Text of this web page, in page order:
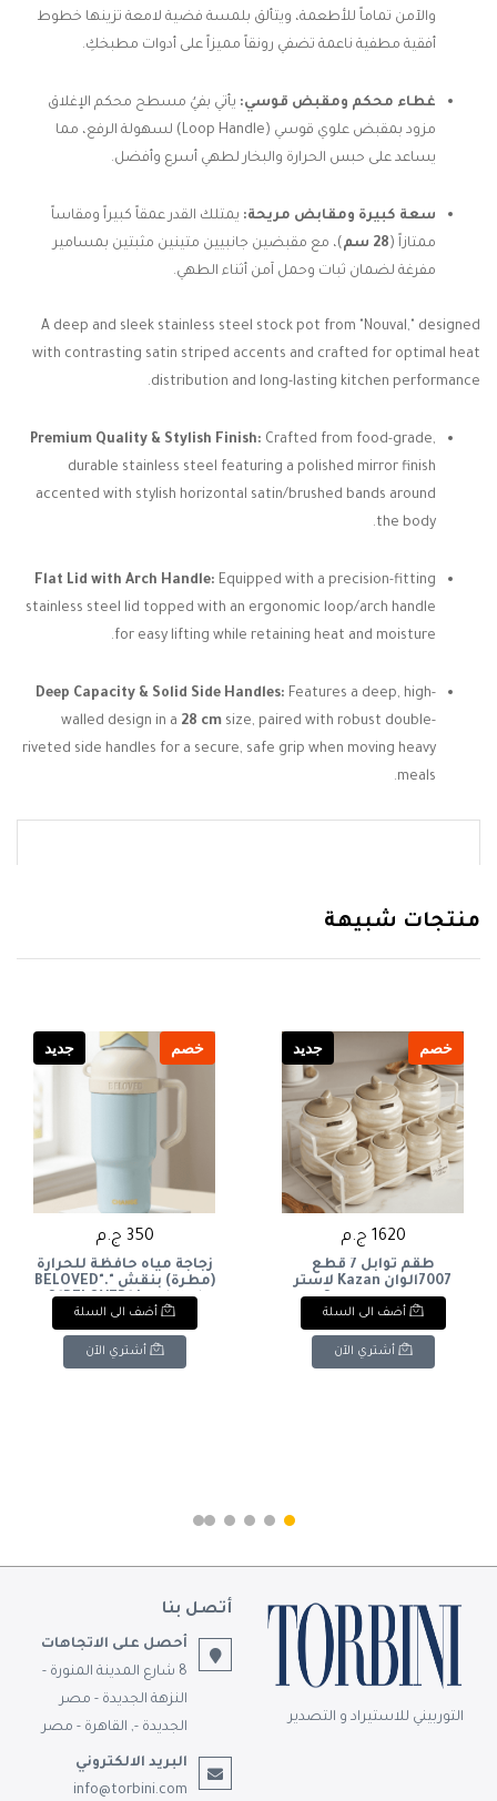
والآمن تماماً للأطعمة، ويتألق بلمسة فضية لامعة تزينها خطوط
أفقية مطفية ناعمة تضفي رونقاً مميزاً على أدوات مطبخكِ.
غطاء محكم ومقبض قوسي: يأتي بفيُ مسطح محكم الإغلاق
مزود بمقبض علوي قوسي (Loop Handle) لسهولة الرفع، مما
يساعد على حبس الحرارة والبخار لطهي أسرع وأفضل.
سعة كبيرة ومقابض مريحة: يمتلك القدر عمقاً كبيراً ومقاساً
ممتازاً (28 سم
)، مع مقبضين جانبيين متينين مثبتين بمسامير
مفرغة لضمان ثبات وحمل آمن أثناء الطهي.
A deep and sleek stainless steel stock pot from "Nouval," designed
with contrasting satin striped accents and crafted for optimal heat
distribution and long-lasting kitchen performance.
Premium Quality & Stylish Finish: Crafted from food-grade,
durable stainless steel featuring a polished mirror finish
accented with stylish horizontal satin/brushed bands around
the body.
Flat Lid with Arch Handle: Equipped with a precision-fitting
stainless steel lid topped with an ergonomic loop/arch handle
for easy lifting while retaining heat and moisture.
Deep Capacity & Solid Side Handles: Features a deep, high-
walled design in a 28 cm size, paired with robust double-
riveted side handles for a secure, safe grip when moving heavy
meals.
منتجات شبيهة
خصم جديد
1620 ج.م
طقم توابل 7 قطع
7007الوان Kazan لاستر
مذهب من توربينى & دولار
أضف الى السلة
أشتري الآن
خصم جديد
350 ج.م
زجاجة مياه حافظة للحرارة
(مطرة) بنقش "BELOVED".
&"BELOVED" Insulated
Water Bottle / Tumbler.
أضف الى السلة
أشتري الآن
التوربيني للاستيراد و التصدير
أتصل بنا
أحصل على الاتجاهات
8 شارع المدينة المنورة -
النزهة الجديدة - مصر
الجديدة -, القاهرة - مصر
البريد الالكتروني
info@torbini.com